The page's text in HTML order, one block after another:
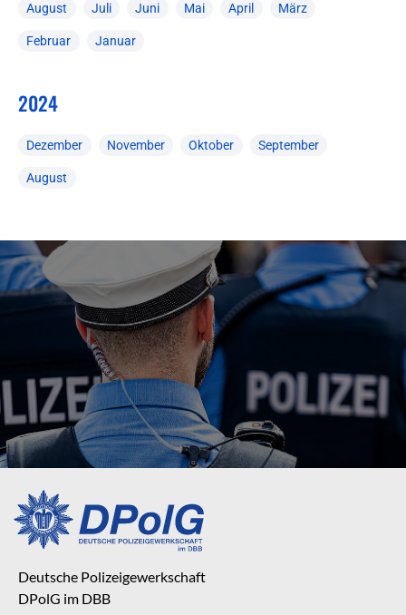
August Juli Juni Mai April März
Februar Januar
2024
Dezember November Oktober September
August
Deutsche Polizeigewerkschaft
DPolG im DBB